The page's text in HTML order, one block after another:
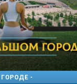
-